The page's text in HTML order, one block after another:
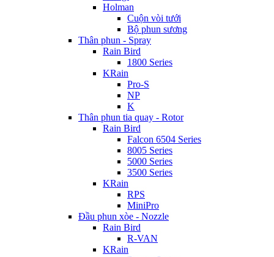
Holman
Cuộn vòi tưới
Bộ phun sương
Thân phun - Spray
Rain Bird
1800 Series
KRain
Pro-S
NP
K
Thân phun tia quay - Rotor
Rain Bird
Falcon 6504 Series
8005 Series
5000 Series
3500 Series
KRain
RPS
MiniPro
Đầu phun xòe - Nozzle
Rain Bird
R-VAN
KRain